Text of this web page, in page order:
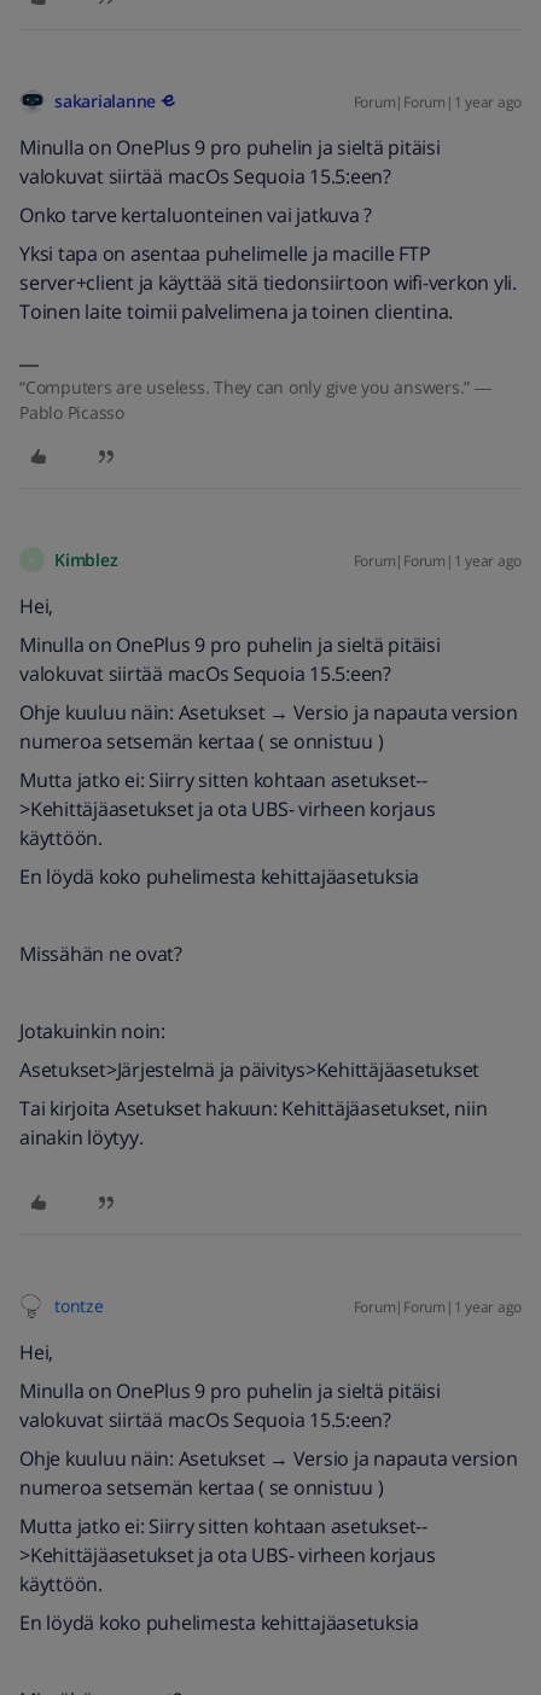
sakarialanne Forum|Forum|1 year ago
Minulla on OnePlus 9 pro puhelin ja sieltä pitäisi
valokuvat siirtää macOs Sequoia 15.5:een?
Onko tarve kertaluonteinen vai jatkuva ?
Yksi tapa on asentaa puhelimelle ja macille FTP
server+client ja käyttää sitä tiedonsiirtoon wifi-verkon yli.
Toinen laite toimii palvelimena ja toinen clientina.
“Computers are useless. They can only give you answers.” ―
Pablo Picasso
Kimblez Forum|Forum|1 year ago
Hei,
Minulla on OnePlus 9 pro puhelin ja sieltä pitäisi
valokuvat siirtää macOs Sequoia 15.5:een?
Ohje kuuluu näin: Asetukset → Versio ja napauta version
numeroa setsemän kertaa ( se onnistuu )
Mutta jatko ei: Siirry sitten kohtaan asetukset--
>Kehittäjäasetukset ja ota UBS- virheen korjaus
käyttöön.
En löydä koko puhelimesta kehittajäasetuksia
Missähän ne ovat?
Jotakuinkin noin:
Asetukset>Järjestelmä ja päivitys>Kehittäjäasetukset
Tai kirjoita Asetukset hakuun: Kehittäjäasetukset, niin
ainakin löytyy.
tontze Forum|Forum|1 year ago
Hei,
Minulla on OnePlus 9 pro puhelin ja sieltä pitäisi
valokuvat siirtää macOs Sequoia 15.5:een?
Ohje kuuluu näin: Asetukset → Versio ja napauta version
numeroa setsemän kertaa ( se onnistuu )
Mutta jatko ei: Siirry sitten kohtaan asetukset--
>Kehittäjäasetukset ja ota UBS- virheen korjaus
käyttöön.
En löydä koko puhelimesta kehittajäasetuksia